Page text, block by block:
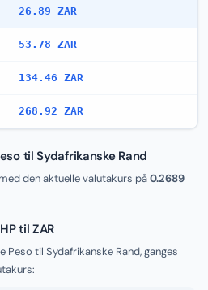
26.89 ZAR
53.78 ZAR
134.46 ZAR
268.92 ZAR
til Sydafrikanske Rand
den aktuelle valutakurs på0.2689
til ZAR
Peso til Sydafrikanske Rand, ganges